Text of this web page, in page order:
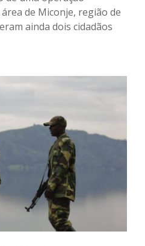
de Miconje, região de
ainda dois cidadãos